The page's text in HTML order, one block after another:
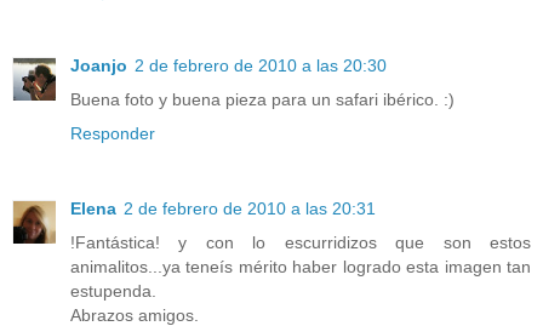
Joanjo 2 de febrero de 2010 a las 20:30
Buena foto y buena pieza para un safari ibérico. :)
Responder
Elena 2 de febrero de 2010 a las 20:31
!Fantástica! y con lo escurridizos que son estos
animalitos...ya teneís mérito haber logrado esta imagen tan
estupenda.
Abrazos amigos.